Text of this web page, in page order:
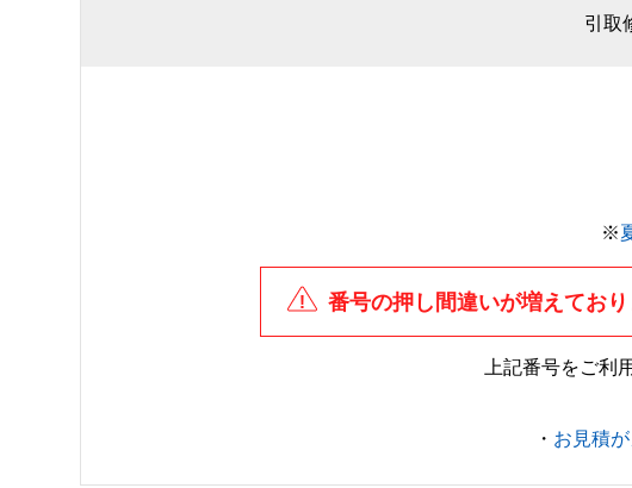
引取
※
番号の押し間違いが増えてお
上記番号をご利
・ お見積